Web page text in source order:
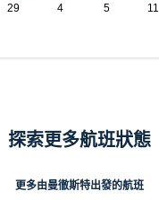
29 4 5 11
探索更多航班狀態
更多由曼徹斯特出發的航班